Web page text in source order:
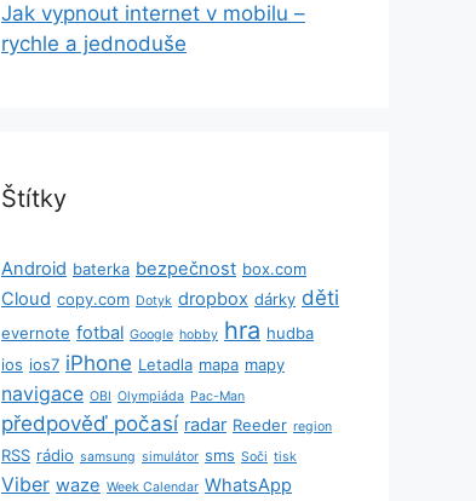
Jak vypnout internet v mobilu –
rychle a jednoduše
Štítky
Android baterka bezpečnost box.com
Cloud copy.com Dotyk dropbox dárky děti
evernote fotbal Google hobby hra hudba
ios ios7 iPhone Letadla mapa mapy
navigace OBI Olympiáda Pac-Man
předpověď počasí radar Reeder region
RSS rádio samsung simulátor sms Soči tisk
Viber waze Week Calendar WhatsApp